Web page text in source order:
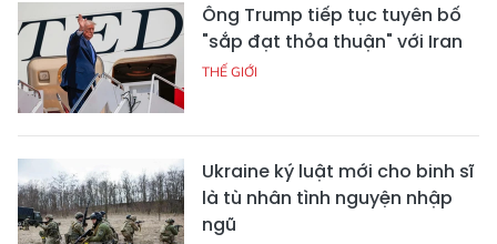
Ông Trump tiếp tục tuyên bố
"sắp đạt thỏa thuận" với Iran
THẾ GIỚI
Ukraine ký luật mới cho binh sĩ
là tù nhân tình nguyện nhập
ngũ